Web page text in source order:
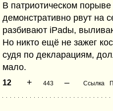
В патриотическом
демонстративно рвут на
разбивают iPadы,
Но никто ещё не зажег
судя по декларациям,
мало.
12 + 443 – Ссылка